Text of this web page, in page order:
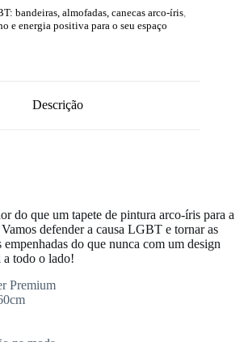
bandeiras, almofadas, canecas arco-íris
e energia positiva para o seu espaço
Descrição
do que um tapete de pintura arco-íris para a
defender a causa LGBT e tornar as
empenhadas do que nunca com um design
a todo o lado!
Premium